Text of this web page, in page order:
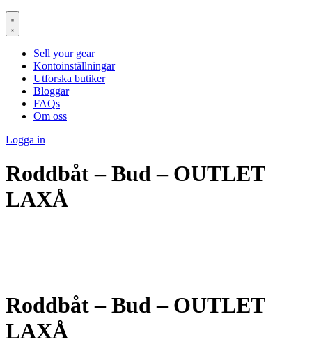
Sell your gear
Kontoinställningar
Utforska butiker
Bloggar
FAQs
Om oss
Logga in
Roddbåt – Bud – OUTLET
LAXÅ
Roddbåt – Bud – OUTLET
LAXÅ